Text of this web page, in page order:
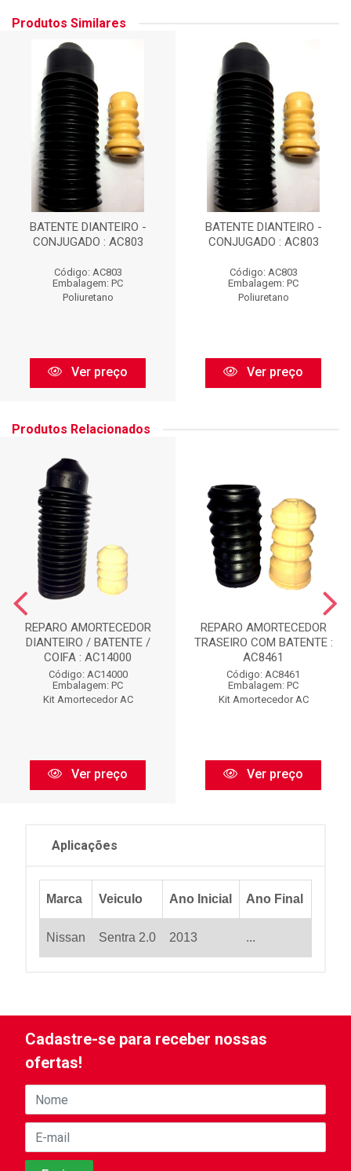
Produtos Similares
BATENTE DIANTEIRO -
CONJUGADO : AC803
Código: AC803
Embalagem: PC
Poliuretano
Ver preço
BATENTE DIANTEIRO -
CONJUGADO : AC803
Código: AC803
Embalagem: PC
Poliuretano
Ver preço
Produtos Relacionados
REPARO AMORTECEDOR
DIANTEIRO / BATENTE /
COIFA : AC14000
Código: AC14000
Embalagem: PC
Kit Amortecedor AC
Ver preço
REPARO AMORTECEDOR
TRASEIRO COM BATENTE :
AC8461
Código: AC8461
Embalagem: PC
Kit Amortecedor AC
Ver preço
Aplicações
Marca Veiculo Ano Inicial Ano Final
Nissan Sentra 2.0 2013 ...
Cadastre-se para receber nossas
ofertas!